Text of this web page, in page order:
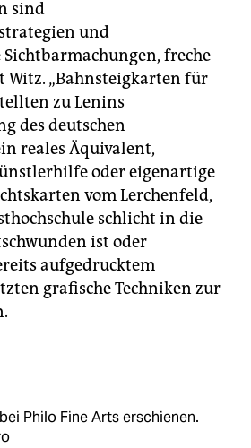
sind
und
freche
„Bahnsteigkarten für
zu Lenins
des deutschen
reales Äquivalent,
oder eigenartige
vom Lerchenfeld,
schlicht in die
ist oder
aufgedrucktem
grafische Techniken zur
Philo Fine Arts erschienen.